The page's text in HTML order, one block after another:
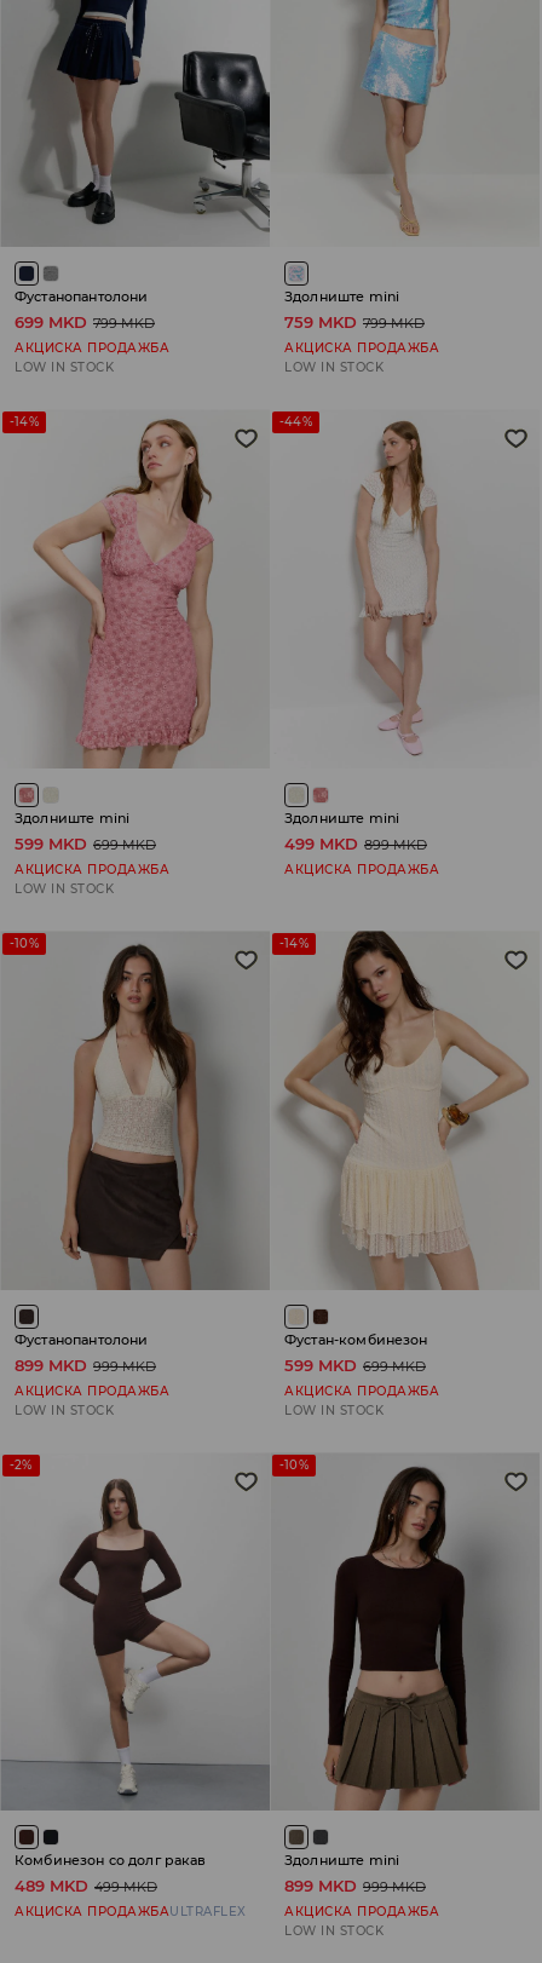
Фустанопантолони
699 MKD 799 MKD
АКЦИСКА ПРОДАЖБА
LOW IN STOCK
Здолниште mini
759 MKD 799 MKD
АКЦИСКА ПРОДАЖБА
LOW IN STOCK
-14%
Здолниште mini
599 MKD 699 MKD
АКЦИСКА ПРОДАЖБА
LOW IN STOCK
-44%
Здолниште mini
499 MKD 899 MKD
АКЦИСКА ПРОДАЖБА
-10%
Фустанопантолони
899 MKD 999 MKD
АКЦИСКА ПРОДАЖБА
LOW IN STOCK
-14%
Фустан-комбинезон
599 MKD 699 MKD
АКЦИСКА ПРОДАЖБА
LOW IN STOCK
-2%
Комбинезон со долг ракав
489 MKD 499 MKD
АКЦИСКА ПРОДАЖБАULTRAFLEX
-10%
Здолниште mini
899 MKD 999 MKD
АКЦИСКА ПРОДАЖБА
LOW IN STOCK